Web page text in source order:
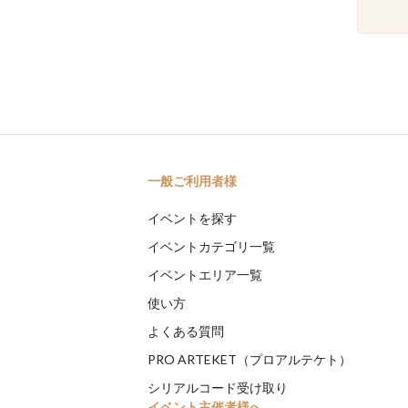
一般ご利用者様
イベントを探す
イベントカテゴリ一覧
イベントエリア一覧
使い方
よくある質問
PRO ARTEKET（プロアルテケト）
シリアルコード受け取り